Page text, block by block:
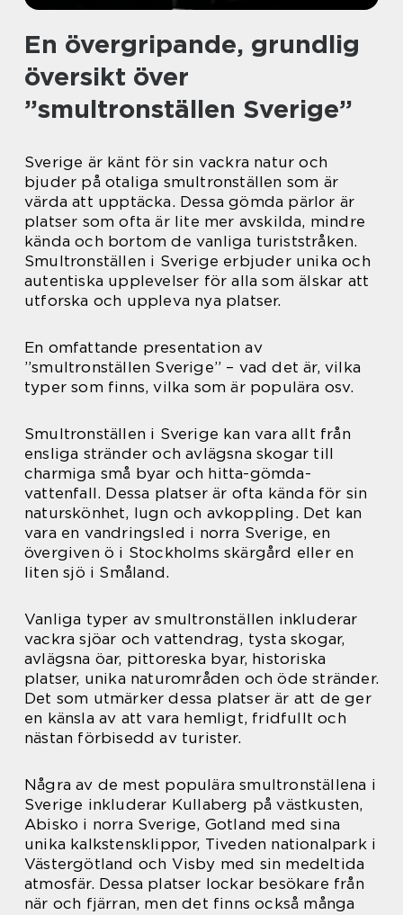
En övergripande, grundlig
översikt över
”smultronställen Sverige”
Sverige är känt för sin vackra natur och
bjuder på otaliga smultronställen som är
värda att upptäcka. Dessa gömda pärlor är
platser som ofta är lite mer avskilda, mindre
kända och bortom de vanliga turiststråken.
Smultronställen i Sverige erbjuder unika och
autentiska upplevelser för alla som älskar att
utforska och uppleva nya platser.
En omfattande presentation av
”smultronställen Sverige” – vad det är, vilka
typer som finns, vilka som är populära osv.
Smultronställen i Sverige kan vara allt från
ensliga stränder och avlägsna skogar till
charmiga små byar och hitta-gömda-
vattenfall. Dessa platser är ofta kända för sin
naturskönhet, lugn och avkoppling. Det kan
vara en vandringsled i norra Sverige, en
övergiven ö i Stockholms skärgård eller en
liten sjö i Småland.
Vanliga typer av smultronställen inkluderar
vackra sjöar och vattendrag, tysta skogar,
avlägsna öar, pittoreska byar, historiska
platser, unika naturområden och öde stränder.
Det som utmärker dessa platser är att de ger
en känsla av att vara hemligt, fridfullt och
nästan förbisedd av turister.
Några av de mest populära smultronställena i
Sverige inkluderar Kullaberg på västkusten,
Abisko i norra Sverige, Gotland med sina
unika kalkstensklippor, Tiveden nationalpark i
Västergötland och Visby med sin medeltida
atmosfär. Dessa platser lockar besökare från
när och fjärran, men det finns också många